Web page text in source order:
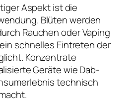
Aspekt ist die
Blüten werden
Rauchen oder Vaping
schnelles Eintreten der
Konzentrate
Geräte wie Dab-
technisch